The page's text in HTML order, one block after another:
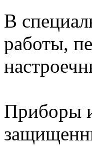
В
работы,
Приборы